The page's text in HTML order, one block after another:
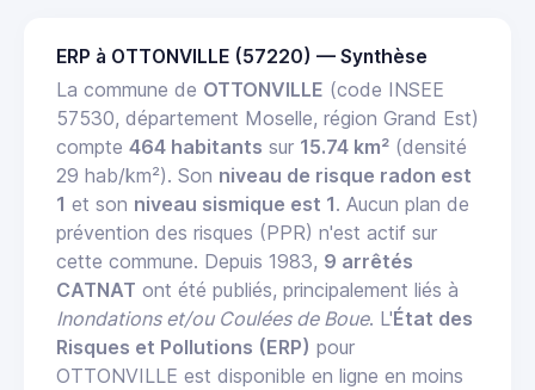
ERP à OTTONVILLE (57220) — Synthèse
La commune de OTTONVILLE (code INSEE
57530, département Moselle, région Grand Est)
compte 464 habitants sur 15.74 km² (densité
29 hab/km²). Son niveau de risque radon est
1 et son niveau sismique est 1. Aucun plan de
prévention des risques (PPR) n'est actif sur
cette commune. Depuis 1983, 9 arrêtés
CATNAT ont été publiés, principalement liés à
Inondations et/ou Coulées de Boue. L'État des
Risques et Pollutions (ERP) pour
OTTONVILLE est disponible en ligne en moins